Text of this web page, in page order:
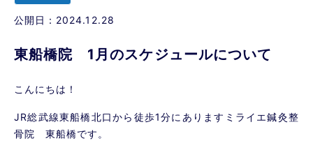
公開日：2024.12.28
東船橋院 1月のスケジュールについて
こんにちは！
JR総武線東船橋北口から徒歩1分にありますミライエ鍼灸整
骨院 東船橋です。